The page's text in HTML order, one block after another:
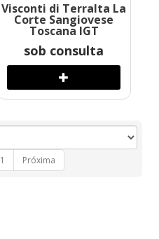
Visconti di Terralta La
Corte Sangiovese
Toscana IGT
sob consulta
1 Próxima